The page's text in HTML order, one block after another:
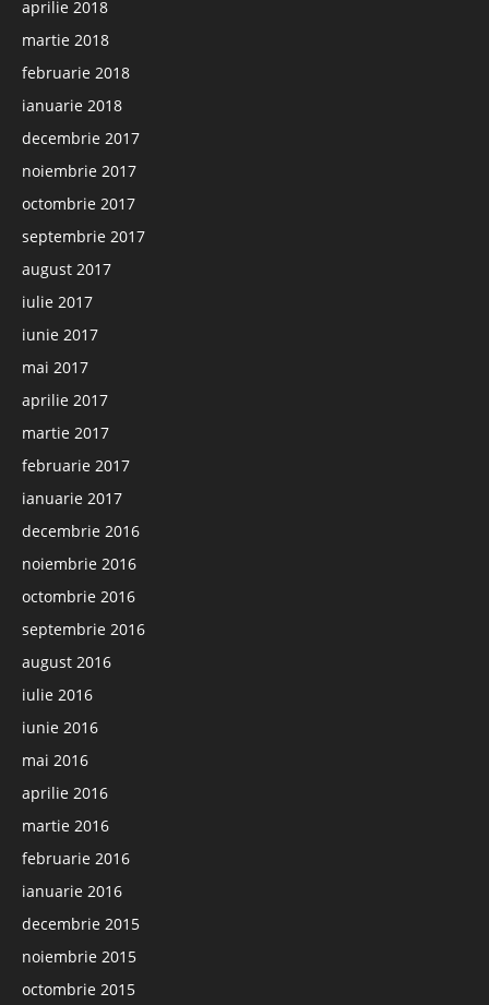
aprilie 2018
martie 2018
februarie 2018
ianuarie 2018
decembrie 2017
noiembrie 2017
octombrie 2017
septembrie 2017
august 2017
iulie 2017
iunie 2017
mai 2017
aprilie 2017
martie 2017
februarie 2017
ianuarie 2017
decembrie 2016
noiembrie 2016
octombrie 2016
septembrie 2016
august 2016
iulie 2016
iunie 2016
mai 2016
aprilie 2016
martie 2016
februarie 2016
ianuarie 2016
decembrie 2015
noiembrie 2015
octombrie 2015